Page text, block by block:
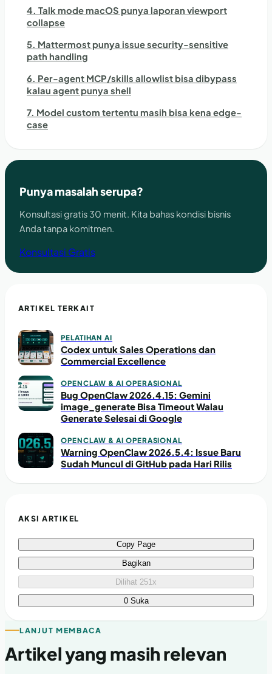
4. Talk mode macOS punya laporan viewport
collapse
5. Mattermost punya issue security-sensitive
path handling
6. Per-agent MCP/skills allowlist bisa dibypass
kalau agent punya shell
7. Model custom tertentu masih bisa kena edge-
case
Punya masalah serupa?
Konsultasi gratis 30 menit. Kita bahas kondisi bisnis
Anda tanpa komitmen.
Konsultasi Gratis
ARTIKEL TERKAIT
PELATIHAN AI
Codex untuk Sales Operations dan
Commercial Excellence
OPENCLAW & AI OPERASIONAL
Bug OpenClaw 2026.4.15: Gemini
image_generate Bisa Timeout Walau
Generate Selesai di Google
OPENCLAW & AI OPERASIONAL
Warning OpenClaw 2026.5.4: Issue Baru
Sudah Muncul di GitHub pada Hari Rilis
AKSI ARTIKEL
Copy Page
Bagikan
Dilihat 251x
0 Suka
LANJUT MEMBACA
Artikel yang masih relevan